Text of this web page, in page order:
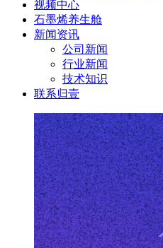
视频中心
石墨烯养生舱
新闻资讯
公司新闻
行业新闻
技术知识
联系归壹